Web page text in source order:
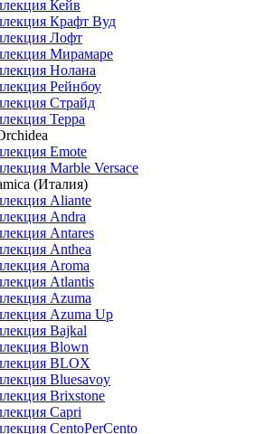
Кейв
Крафт Вуд
Лофт
Мирамаре
Нолана
Рейнбоу
Страйд
Терра
Emote
Marble Versace
(Италия)
Aliante
Andra
Antares
Anthea
Aroma
Atlantis
Azuma
Azuma Up
Bajkal
Blown
BLOX
Bluesavoy
Brixstone
Capri
CentoPerCento